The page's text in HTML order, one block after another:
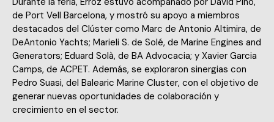
de Port Vell Barcelona, y mostró su apoyo a miembros
destacados del Clúster como Marc de Antonio Altimira, de
DeAntonio Yachts; Marieli S. de Solé, de Marine Engines and
Generators; Eduard Solà, de BA Advocacia; y Xavier Garcia
Camps, de ACPET. Además, se exploraron sinergias con
Pedro Suasi, del Balearic Marine Cluster, con el objetivo de
generar nuevas oportunidades de colaboración y
crecimiento en el sector.